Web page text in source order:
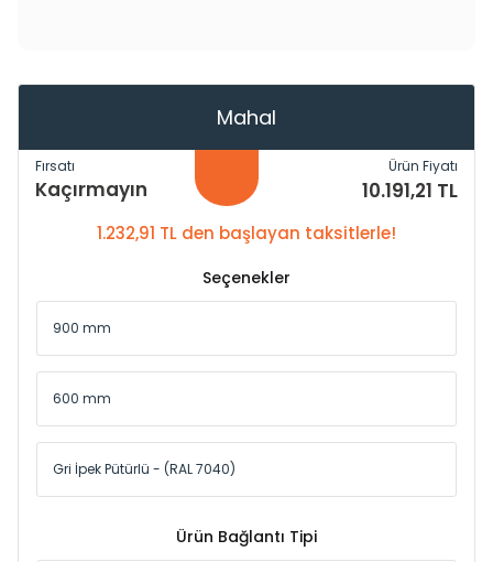
Mahal
Fırsatı
Kaçırmayın
Ürün Fiyatı
10.191,21 TL
1.232,91 TL den başlayan taksitlerle!
Seçenekler
Ürün Bağlantı Tipi